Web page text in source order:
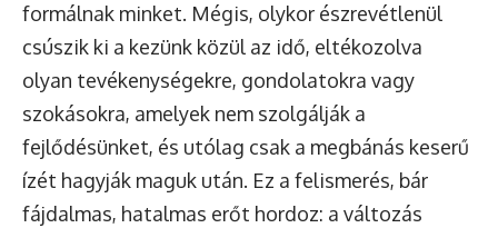
formálnak minket. Mégis, olykor észrevétlenül
csúszik ki a kezünk közül az idő, eltékozolva
olyan tevékenységekre, gondolatokra vagy
szokásokra, amelyek nem szolgálják a
fejlődésünket, és utólag csak a megbánás keserű
ízét hagyják maguk után. Ez a felismerés, bár
fájdalmas, hatalmas erőt hordoz: a változás